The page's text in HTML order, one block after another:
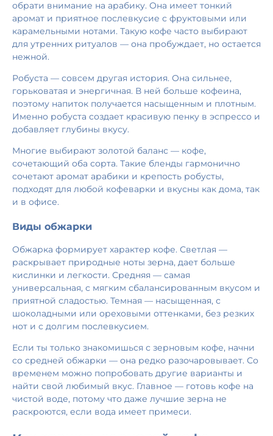
обрати внимание на арабику. Она имеет тонкий
аромат и приятное послевкусие с фруктовыми или
карамельными нотами. Такую кофе часто выбирают
для утренних ритуалов — она пробуждает, но остается
нежной.
Робуста — совсем другая история. Она сильнее,
горьковатая и энергичная. В ней больше кофеина,
поэтому напиток получается насыщенным и плотным.
Именно робуста создает красивую пенку в эспрессо и
добавляет глубины вкусу.
Многие выбирают золотой баланс — кофе,
сочетающий оба сорта. Такие бленды гармонично
сочетают аромат арабики и крепость робусты,
подходят для любой кофеварки и вкусны как дома, так
и в офисе.
Виды обжарки
Обжарка формирует характер кофе. Светлая —
раскрывает природные ноты зерна, дает больше
кислинки и легкости. Средняя — самая
универсальная, с мягким сбалансированным вкусом и
приятной сладостью. Темная — насыщенная, с
шоколадными или ореховыми оттенками, без резких
нот и с долгим послевкусием.
Если ты только знакомишься с зерновым кофе, начни
со средней обжарки — она редко разочаровывает. Со
временем можно попробовать другие варианты и
найти свой любимый вкус. Главное — готовь кофе на
чистой воде, потому что даже лучшие зерна не
раскроются, если вода имеет примеси.